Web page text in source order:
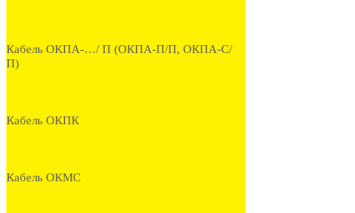
Кабель ОКПА-…/ П (ОКПА-П/П, ОКПА-С/
П)
Кабель ОКПК
Кабель ОКМС